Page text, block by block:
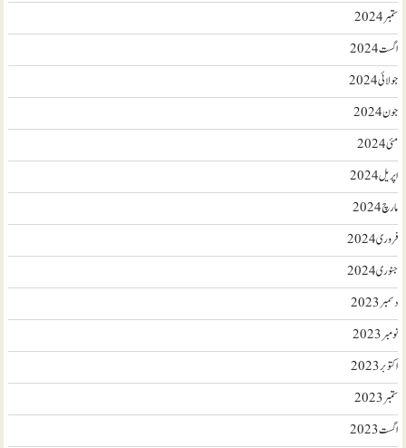
ستمبر 2024
اگست 2024
جولائی 2024
جون 2024
مئی 2024
اپریل 2024
مارچ 2024
فروری 2024
جنوری 2024
دسمبر 2023
نومبر 2023
اکتوبر 2023
ستمبر 2023
اگست 2023